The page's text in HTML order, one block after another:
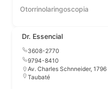
Otorrinolaringoscopia
Dr. Essencial
3608-2770
9794-8410
Av. Charles Schnneider,
Taubaté